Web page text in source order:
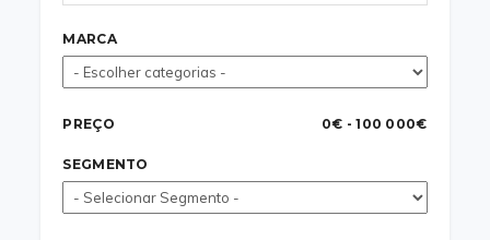
MARCA
PREÇO 0€ - 100 000€
SEGMENTO